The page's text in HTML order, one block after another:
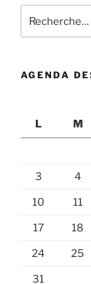
pour
AGENDA
L
M
3 4
10 11
17 18
24 25
31